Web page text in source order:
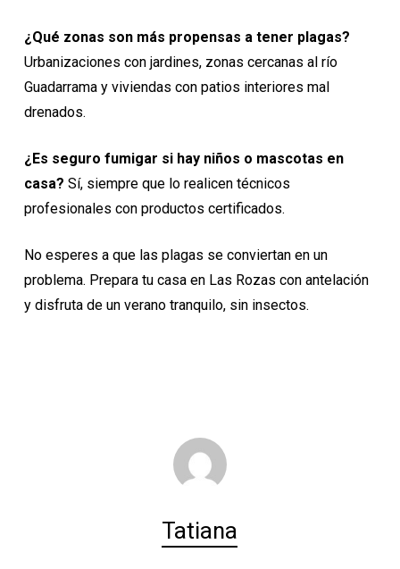
¿Qué zonas son más propensas a tener plagas?
Urbanizaciones con jardines, zonas cercanas al río
Guadarrama y viviendas con patios interiores mal
drenados.
¿Es seguro fumigar si hay niños o mascotas en
casa? Sí, siempre que lo realicen técnicos
profesionales con productos certificados.
No esperes a que las plagas se conviertan en un
problema. Prepara tu casa en Las Rozas con antelación
y disfruta de un verano tranquilo, sin insectos.
Tatiana